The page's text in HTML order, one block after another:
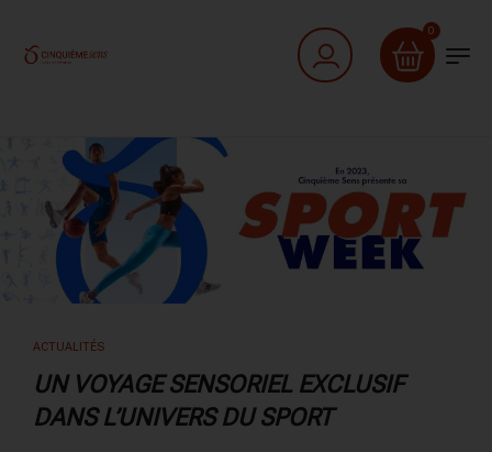
0
ACTUALITÉS
UN VOYAGE SENSORIEL EXCLUSIF
DANS L’UNIVERS DU SPORT